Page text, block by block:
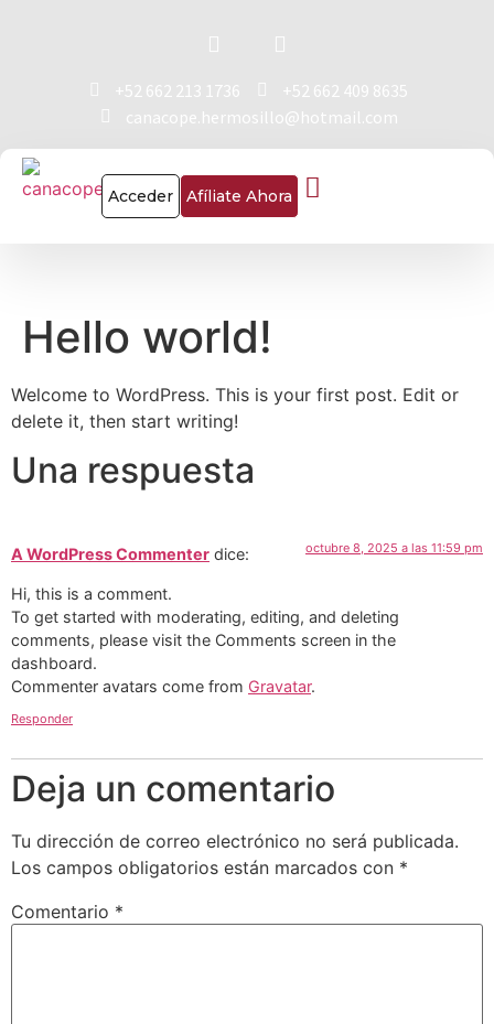
+52 662 213 1736
+52 662 409 8635
canacope.hermosillo@hotmail.com
Acceder Afíliate Ahora
Hello world!
Welcome to WordPress. This is your first post. Edit or
delete it, then start writing!
Una respuesta
A WordPress Commenter dice: octubre 8, 2025 a las 11:59 pm
Hi, this is a comment.
To get started with moderating, editing, and deleting
comments, please visit the Comments screen in the
dashboard.
Commenter avatars come from Gravatar.
Responder
Deja un comentario
Tu dirección de correo electrónico no será publicada.
Los campos obligatorios están marcados con *
Comentario *